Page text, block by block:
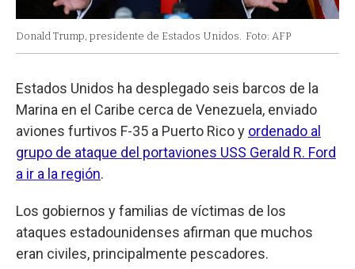
Donald Trump, presidente de Estados Unidos. Foto: AFP
Estados Unidos ha desplegado seis barcos de la
Marina en el Caribe cerca de Venezuela, enviado
aviones furtivos F-35 a Puerto Rico y ordenado al
grupo de ataque del portaviones USS Gerald R. Ford
a ir a la región.
Los gobiernos y familias de víctimas de los
ataques estadounidenses afirman que muchos
eran civiles, principalmente pescadores.